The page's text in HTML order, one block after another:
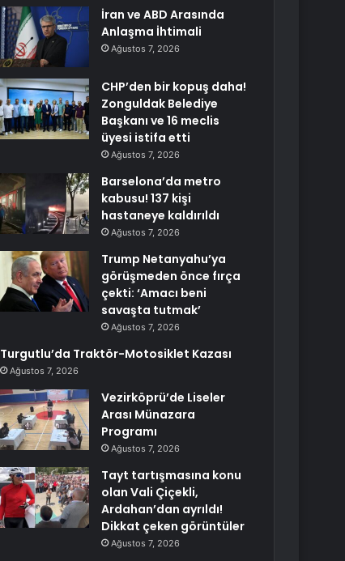
İran ve ABD Arasında
Anlaşma İhtimali
Ağustos 7, 2026
CHP’den bir kopuş daha!
Zonguldak Belediye
Başkanı ve 16 meclis
üyesi istifa etti
Ağustos 7, 2026
Barselona’da metro
kabusu! 137 kişi
hastaneye kaldırıldı
Ağustos 7, 2026
Trump Netanyahu’ya
görüşmeden önce fırça
çekti: ‘Amacı beni
savaşta tutmak’
Ağustos 7, 2026
Turgutlu’da Traktör-Motosiklet Kazası
Ağustos 7, 2026
Vezirköprü’de Liseler
Arası Münazara
Programı
Ağustos 7, 2026
Tayt tartışmasına konu
olan Vali Çiçekli,
Ardahan’dan ayrıldı!
Dikkat çeken görüntüler
Ağustos 7, 2026